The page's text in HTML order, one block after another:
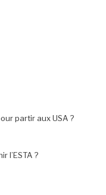
partir aux USA ?
l’ESTA ?